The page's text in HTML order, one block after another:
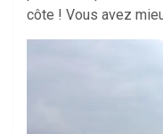
côte ! Vous avez